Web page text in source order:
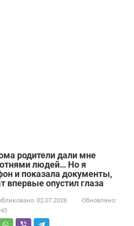
родители дали мне
людей… Но я
и показала документы,
впервые опустил глаза
02.07.2026
Обновлено: